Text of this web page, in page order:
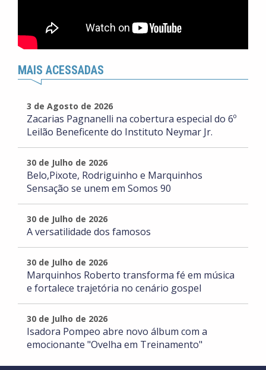
MAIS ACESSADAS
3 de Agosto de 2026
Zacarias Pagnanelli na cobertura especial do 6º
Leilão Beneficente do Instituto Neymar Jr.
30 de Julho de 2026
Belo,Pixote, Rodriguinho e Marquinhos
Sensação se unem em Somos 90
30 de Julho de 2026
A versatilidade dos famosos
30 de Julho de 2026
Marquinhos Roberto transforma fé em música
e fortalece trajetória no cenário gospel
30 de Julho de 2026
Isadora Pompeo abre novo álbum com a
emocionante "Ovelha em Treinamento"